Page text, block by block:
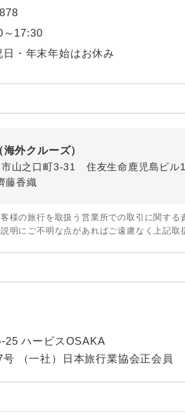
～17:30
日・年末年始はお休み
外クルーズ）
山之口町3-31 住友生命鹿児島ビル
藤香織
様の旅行を取扱う営業所での取引に関する
明にご不明な点があればご遠慮なく上記取
25 ハービスOSAKA
（一社）日本旅行業協会正会員
2名様催行
女性限定 女性限定で
航空会社指定
利用航空会